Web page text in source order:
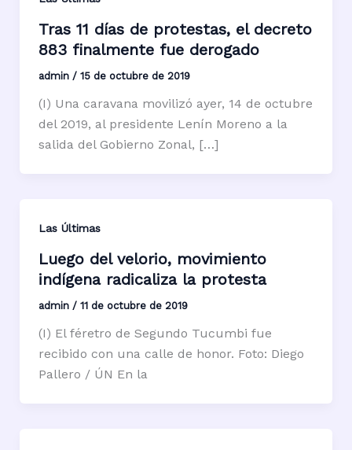
Tras 11 días de protestas, el decreto
883 finalmente fue derogado
admin / 15 de octubre de 2019
(I) Una caravana movilizó ayer, 14 de octubre
del 2019, al presidente Lenín Moreno a la
salida del Gobierno Zonal, […]
Las Últimas
Luego del velorio, movimiento
indígena radicaliza la protesta
admin / 11 de octubre de 2019
(I) El féretro de Segundo Tucumbi fue
recibido con una calle de honor. Foto: Diego
Pallero / ÚN En la